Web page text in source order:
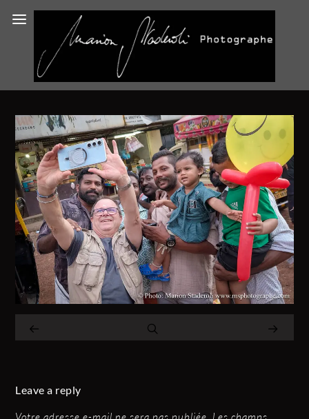
Leave a reply
Votre adresse e-mail ne sera pas publiée. Les champs